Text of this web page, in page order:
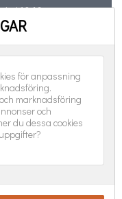
10-16
FÖLJ OSS:
för anpassning
marknadsföring
och
du dessa cookies